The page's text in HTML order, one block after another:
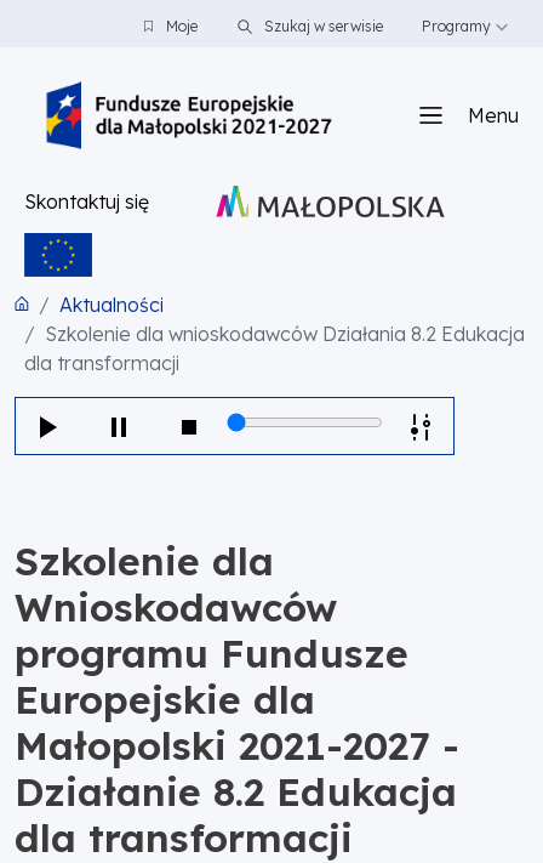
PRZEJDŹ DO TREŚCI
PRZEJDŹ DO MENUMoje Szukaj w serwisie Programy
Menu
Skontaktuj się
Aktualności
Szkolenie dla wnioskodawców Działania 8.2 Edukacja
dla transformacji
Szkolenie dla
Wnioskodawców
programu Fundusze
Europejskie dla
Małopolski 2021-2027 -
Działanie 8.2 Edukacja
dla transformacji